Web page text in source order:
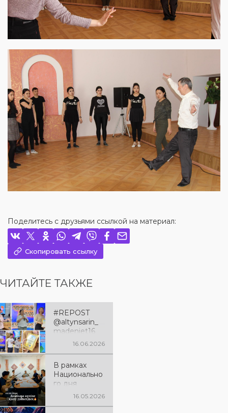
Поделитесь с друзьями ссылкой на материал:
Скопировать ссылку
ЧИТАЙТЕ ТАКЖЕ
#REPOST
@altynsarin_
madeniet16
июня в
культуры
состоялся
семинар для
сельских
КДО на тему
16.06.2026
В рамках
Национально
го дня
домбры16.05.2026